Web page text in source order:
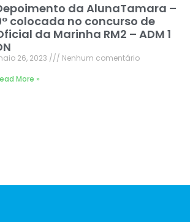
da AlunaTamara –
colocada no concurso de
da Marinha RM2 – ADM 1
26, 2023
Nenhum comentário
More »